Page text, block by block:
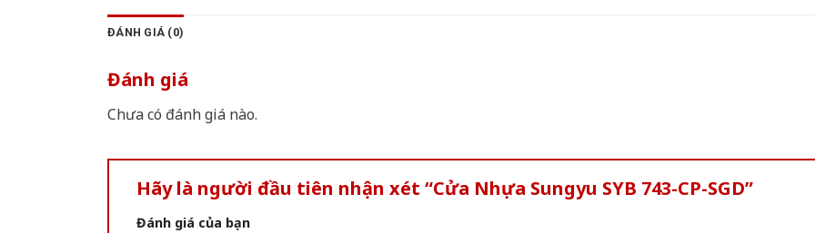
ĐÁNH GIÁ (0)
Đánh giá
Chưa có đánh giá nào.
Hãy là người đầu tiên nhận xét “Cửa Nhựa Sungyu SYB 743-CP-SGD”
Đánh giá của bạn